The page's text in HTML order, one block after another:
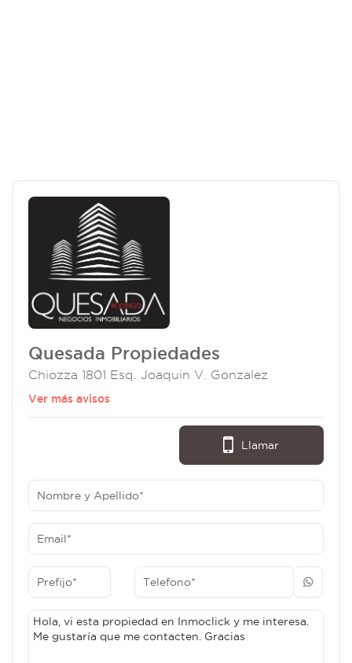
Quesada Propiedades
Chiozza 1801 Esq. Joaquin V. Gonzalez
Ver más avisos
Llamar